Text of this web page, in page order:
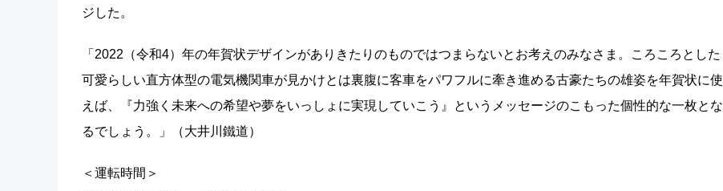
ジした。
「2022（令和4）年の年賀状デザインがありきたりのものではつまらないとお考えのみなさま。ころころとした
可愛らしい直方体型の電気機関車が見かけとは裏腹に客車をパワフルに牽き進める古豪たちの雄姿を年賀状に使
えば、『力強く未来への希望や夢をいっしょに実現していこう』というメッセージのこもった個性的な一枚とな
るでしょう。」（大井川鐵道）
＜運転時間＞